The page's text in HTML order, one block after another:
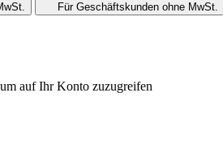
Für Geschäftskunden ohne MwSt.
auf Ihr Konto zuzugreifen